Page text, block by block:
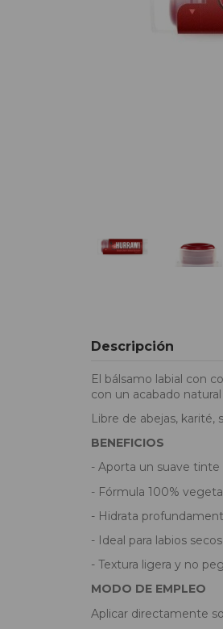
Descripción
El bálsamo labial con
con un acabado
Libre de abejas,
BENEFICIOS
- Aporta un suave tinte
- Fórmula 100%
- Hidrata
- Ideal para labios
- Textura ligera y no
MODO DE EMPLEO
Aplicar directamente